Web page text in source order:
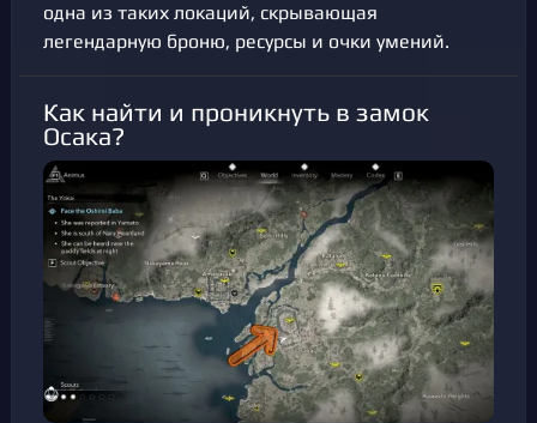
одна из таких локаций, скрывающая
легендарную броню, ресурсы и очки умений.
Как найти и проникнуть в замок
Осака?